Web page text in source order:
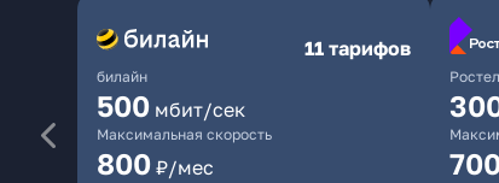
билайн
11 тарифов
500 мбит/сек
Максимальная скорость
800 ₽/мес